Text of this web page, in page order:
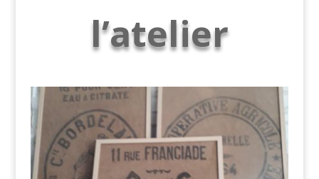
l’atelier